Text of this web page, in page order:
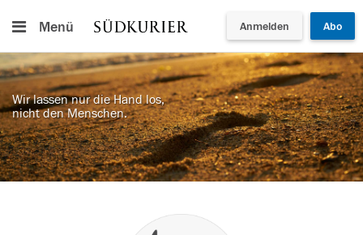
Menü Anmelden Abo
Wir lassen nur die Hand los,
nicht den Menschen.